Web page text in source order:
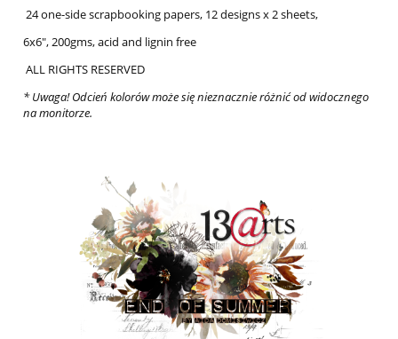
24 one-side scrapbooking papers, 12 designs x 2 sheets,
6x6", 200gms, acid and lignin free
ALL RIGHTS RESERVED
* Uwaga! Odcień kolorów może się nieznacznie różnić od widocznego
na monitorze.